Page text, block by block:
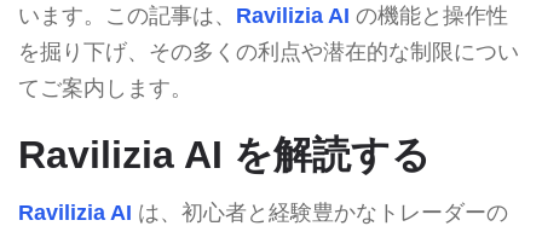
います。この記事は、 Ravilizia AI の機能と操作性
を掘り下げ、その多くの利点や潜在的な制限につい
てご案内します。
Ravilizia AI を解読する
Ravilizia AI は、初心者と経験豊かなトレーダーの